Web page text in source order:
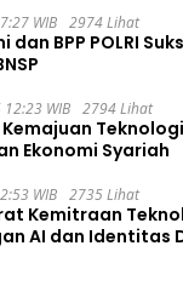
WIB 2974 Lihat
BPP POLRI
WIB 2794 Lihat
Ekonomi Syariah
WIB 2735 Lihat
Kemitraan
AI dan Identitas